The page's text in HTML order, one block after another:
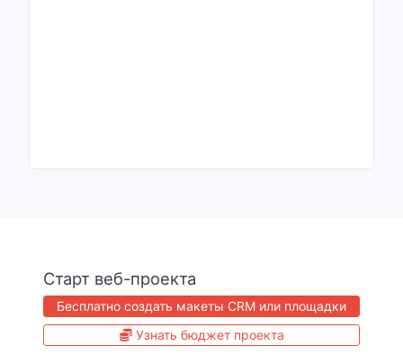
Старт веб-проекта
Бесплатно создать макеты CRM или площадки
Узнать бюджет проекта